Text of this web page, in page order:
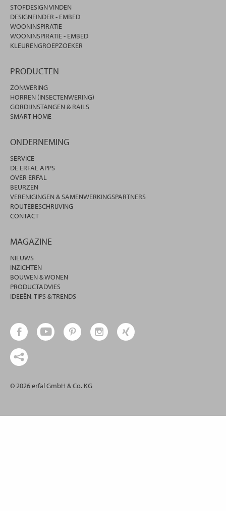
STOFDESIGN VINDEN
DESIGNFINDER - EMBED
WOONINSPIRATIE
WOONINSPIRATIE - EMBED
KLEURENGROEPZOEKER
PRODUCTEN
ZONWERING
HORREN (INSECTENWERING)
GORDIJNSTANGEN & RAILS
SMART HOME
ONDERNEMING
SERVICE
DE ERFAL APPS
OVER ERFAL
BEURZEN
VERENIGINGEN & SAMENWERKINGSPARTNERS
ROUTEBESCHRIJVING
CONTACT
MAGAZINE
NIEUWS
INZICHTEN
BOUWEN & WONEN
PRODUCTADVIES
IDEEËN, TIPS & TRENDS
© 2026 erfal GmbH & Co. KG